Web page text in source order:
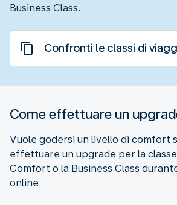
Business Class.
Confronti le classi di
Come effettuare un
Vuole godersi un livello di comfort
effettuare un upgrade per la
Comfort o la Business Class
online.